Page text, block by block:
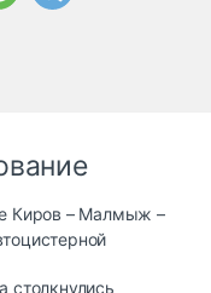
Киров – Малмыж –
столкнулись